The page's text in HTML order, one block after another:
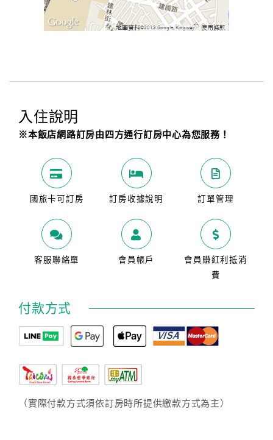
入住說明
※本飯店網路訂房由四方通行訂房中心為您服務！
國旅卡可訂房 訂房收據說明 訂單管理
客服聯絡單 會員帳戶
會員賺紅利抵消
費
付款方式
（實際付款方式須依訂房時所提供繳款方式為主）